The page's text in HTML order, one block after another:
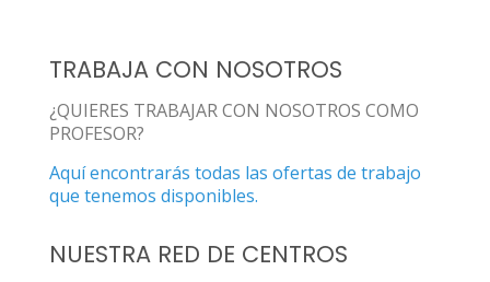
TRABAJA CON NOSOTROS
¿QUIERES TRABAJAR CON NOSOTROS COMO
PROFESOR?
Aquí encontrarás todas las ofertas de trabajo
que tenemos disponibles.
NUESTRA RED DE CENTROS